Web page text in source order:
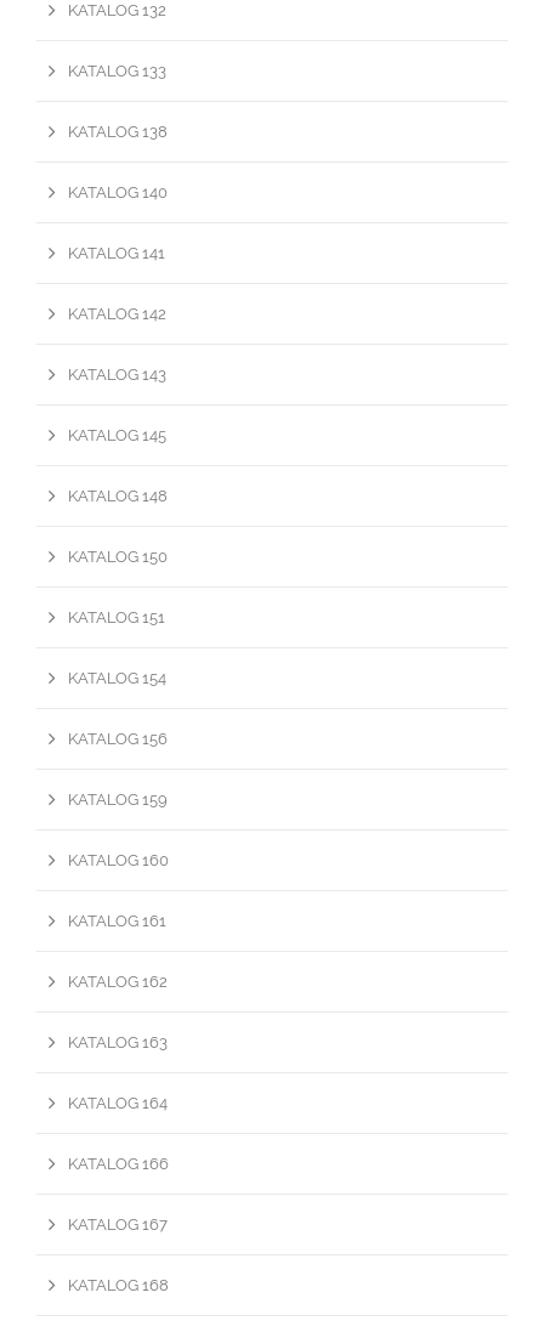
KATALOG 132
KATALOG 133
KATALOG 138
KATALOG 140
KATALOG 141
KATALOG 142
KATALOG 143
KATALOG 145
KATALOG 148
KATALOG 150
KATALOG 151
KATALOG 154
KATALOG 156
KATALOG 159
KATALOG 160
KATALOG 161
KATALOG 162
KATALOG 163
KATALOG 164
KATALOG 166
KATALOG 167
KATALOG 168